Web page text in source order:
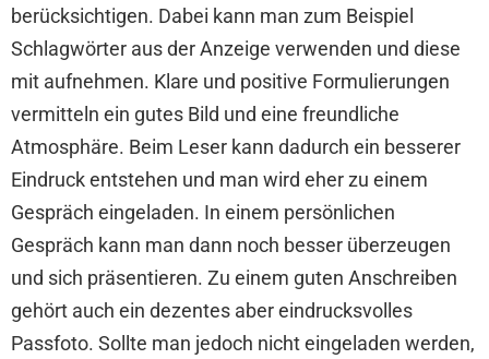
berücksichtigen. Dabei kann man zum Beispiel
Schlagwörter aus der Anzeige verwenden und diese
mit aufnehmen. Klare und positive Formulierungen
vermitteln ein gutes Bild und eine freundliche
Atmosphäre. Beim Leser kann dadurch ein besserer
Eindruck entstehen und man wird eher zu einem
Gespräch eingeladen. In einem persönlichen
Gespräch kann man dann noch besser überzeugen
und sich präsentieren. Zu einem guten Anschreiben
gehört auch ein dezentes aber eindrucksvolles
Passfoto. Sollte man jedoch nicht eingeladen werden,